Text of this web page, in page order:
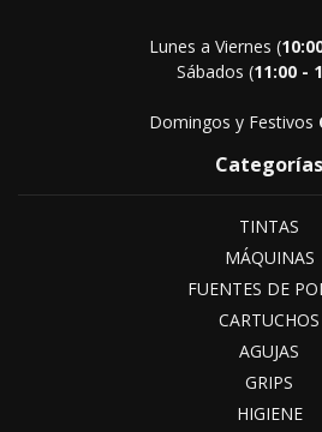
Lunes a Viernes (
Sábados (11:00 -
Domingos y Festivos
Categorías
TINTAS
MÁQUINAS
FUENTES DE
CARTUCHOS
AGUJAS
GRIPS
HIGIENE